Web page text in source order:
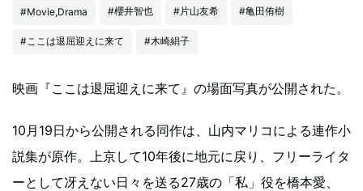
#Movie,Drama #櫻井智也 #片山友希 #亀田侑樹
#ここは退屈迎えに来て #木崎絹子
映画『ここは退屈迎えに来て』の場面写真が公開された。
10月19日から公開される同作は、山内マリコによる連作小
説集が原作。上京して10年後に地元に戻り、フリーライタ
ーとして冴えない日々を送る27歳の「私」役を橋本愛、